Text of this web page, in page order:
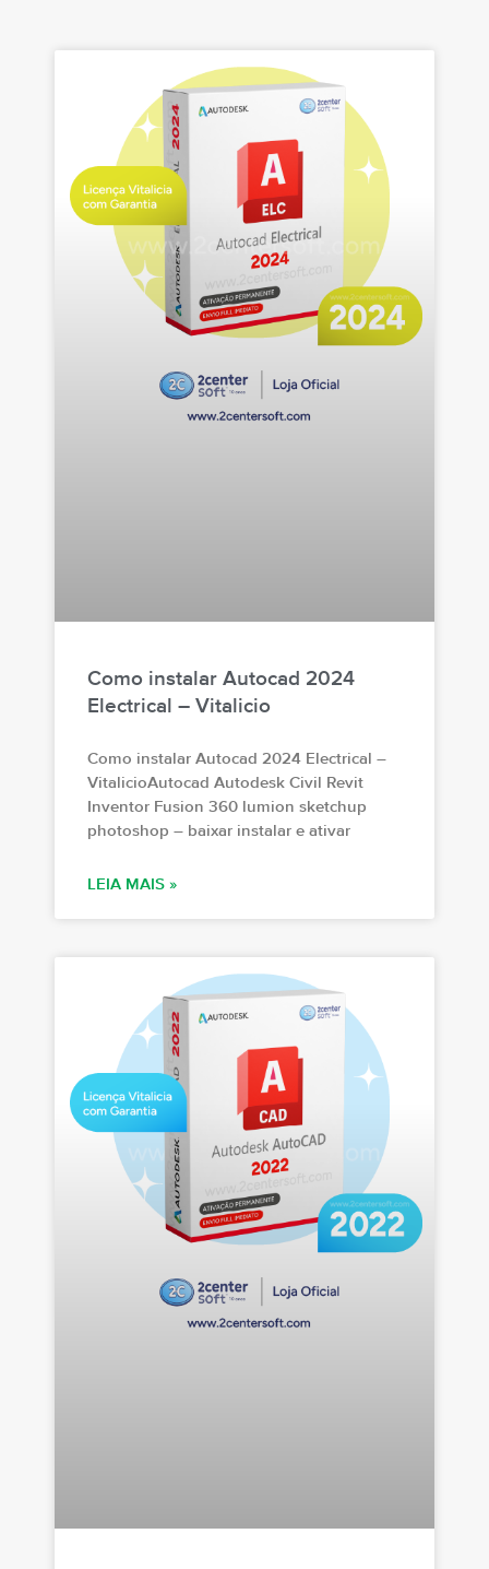
Como instalar Autocad 2024
Electrical – Vitalicio
Como instalar Autocad 2024 Electrical –
VitalicioAutocad Autodesk Civil Revit
Inventor Fusion 360 lumion sketchup
photoshop – baixar instalar e ativar
LEIA MAIS »